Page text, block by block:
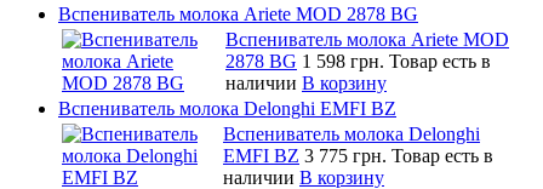
Вспениватель молока Ariete MOD 2878 BG
Вспениватель молока Ariete MOD
2878 BG 1 598 грн. Товар есть в
наличии В корзину
Вспениватель молока Delonghi EMFI BZ
Вспениватель молока Delonghi
EMFI BZ 3 775 грн. Товар есть в
наличии В корзину